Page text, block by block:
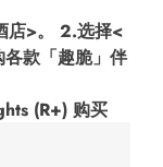
店>。 2.选择<
各款「趣脆」伴
(R+) 购买